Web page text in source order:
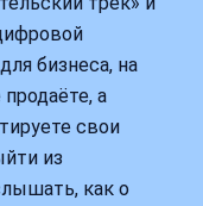
бизнеса, на
а
свои
из
как о